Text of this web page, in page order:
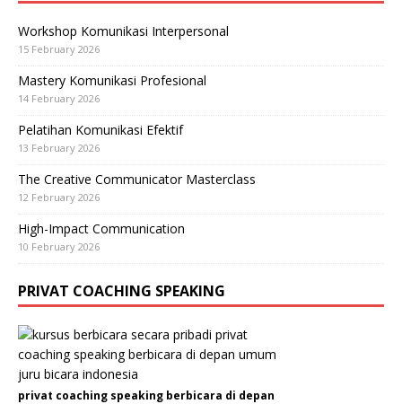
Workshop Komunikasi Interpersonal
15 February 2026
Mastery Komunikasi Profesional
14 February 2026
Pelatihan Komunikasi Efektif
13 February 2026
The Creative Communicator Masterclass
12 February 2026
High-Impact Communication
10 February 2026
PRIVAT COACHING SPEAKING
privat coaching speaking berbicara di depan